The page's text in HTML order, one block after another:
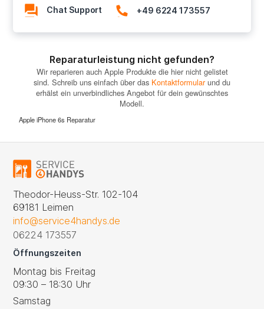
Chat Support +49 6224 173557
Reparaturleistung nicht gefunden?
Wir reparieren auch Apple Produkte die hier nicht gelistet
sind. Schreib uns einfach über das Kontaktformularund du
erhälst ein unverbindliches Angebot für dein gewünschtes
Modell.
Apple iPhone 6s Reparatur
Theodor-Heuss-Str. 102-104
69181 Leimen
info@service4handys.de
06224 173557
Öffnungszeiten
Montag bis Freitag
09:30 – 18:30 Uhr
Samstag